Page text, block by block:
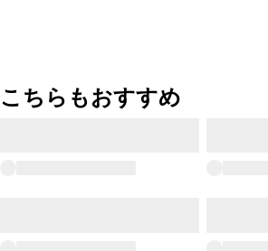
こちらもおすすめ